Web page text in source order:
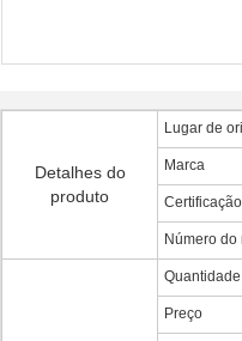
Detalhes do
produto
Lugar de
Marca
Certificação
Número do
Preço